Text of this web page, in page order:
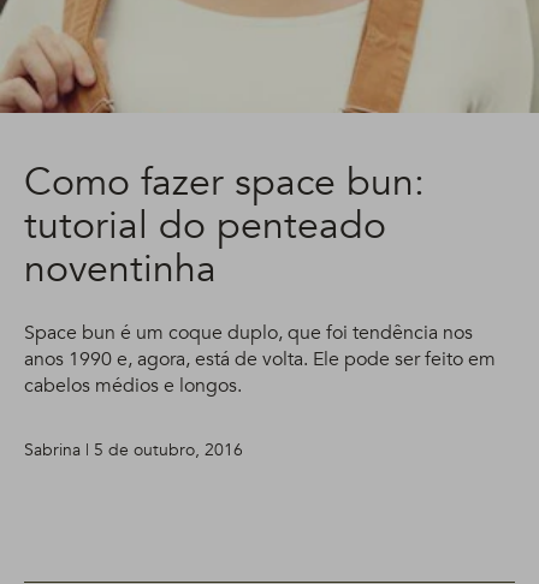
Como fazer space bun:
tutorial do penteado
noventinha
Space bun é um coque duplo, que foi tendência nos
anos 1990 e, agora, está de volta. Ele pode ser feito em
cabelos médios e longos.
Sabrina | 5 de outubro, 2016